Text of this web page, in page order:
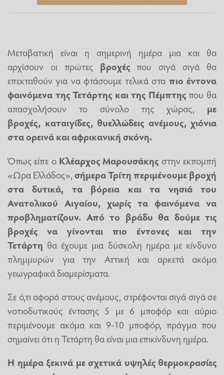
Μεταβατική είναι η σημερινή ημέρα μια και θα
αρχίσουν οι πρώτες βροχέςπου σιγά σιγά θα
επεκταθούν για να φτάσουμε τελικά στα πιο έντονα
φαινόμενα της Τετάρτης και της Πέμπτηςπου θα
απασχολήσουν το σύνολο της χώρας, με
βροχές, καταιγίδες, θυελλώδεις ανέμους, χιόνια
στα ορεινά και αφρικανική σκόνη.
Όπως είπε ο Κλέαρχος Μαρουσάκης στην εκπομπή
«Ωρα Ελλάδος»,σήμερα Τρίτη περιμένουμε βροχή
στα δυτικά, τα βόρεια και τα νησιά του
Ανατολικού Αιγαίου, χωρίς τα φαινόμενα να
προβληματίζουν. Από το βράδυ θα δούμε τις
βροχές να γίνονται πιο έντονες και την
Τετάρτη θα έχουμε μια δύσκολη ημέρα με κίνδυνο
πλημμυρών για την Αττική και αρκετά ακόμα
γεωγραφικά διαμερίσματα.
Σε ό,τι αφορά στους ανέμους, στρέφονται σιγά σιγά σε
νοτιοδυτικούς έντασης 5 με 6 μποφόρ και αύριο
περιμένουμε ακόμα και 9-10 μποφόρ, πράγμα που
σημαίνει ότι η Τετάρτη θα είναι μια επικίνδυνη ημέρα.
Η ημέρα ξεκινά με σχετικά υψηλές θερμοκρασίες